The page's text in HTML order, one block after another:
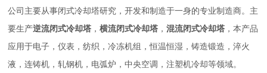
公司主要从事闭式冷却塔研究，开发和制造于一身的专业制造商。主
要生产逆流闭式冷却塔 ，横流闭式冷却塔 ，混流闭式冷却塔 ，本产品
应用于电子，仪表，纺织，冷冻机组，恒温恒湿，铸造锻造，淬火
液，连铸机，轧钢机，电弧炉，中央空调，注塑机冷却等领域。